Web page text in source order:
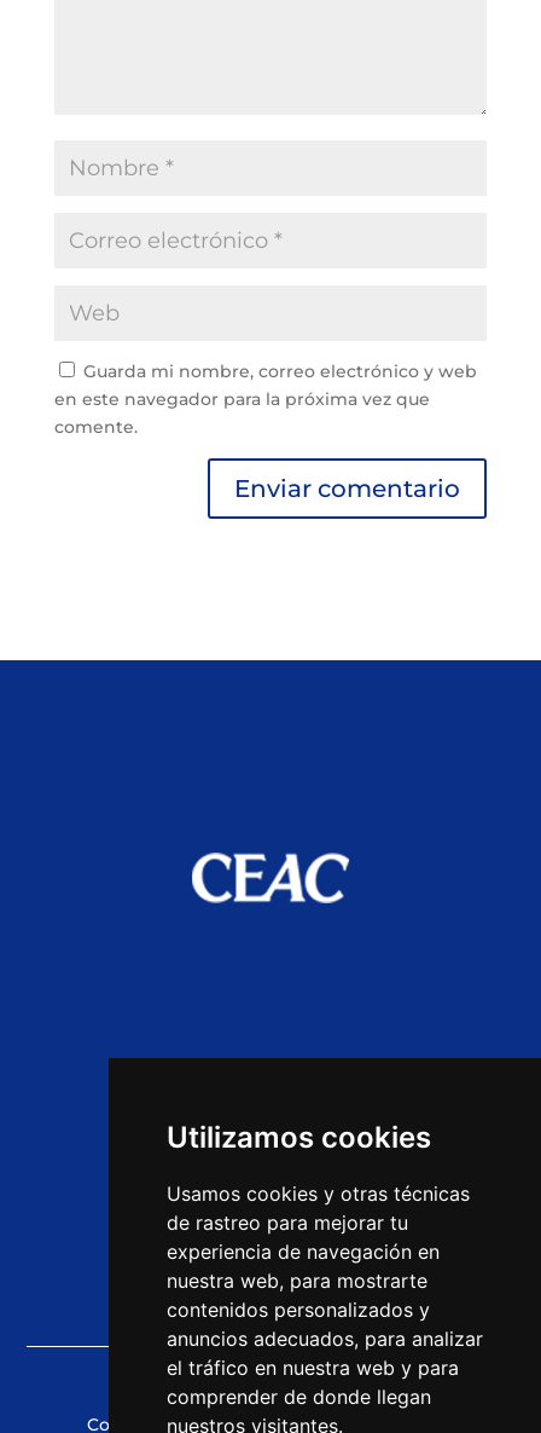
Utilizamos cookies
Usamos cookies y otras técnicas
de rastreo para mejorar tu
experiencia de navegación en
nuestra web, para mostrarte
contenidos personalizados y
anuncios adecuados, para analizar
el tráfico en nuestra web y para
comprender de donde llegan
nuestros visitantes.
Guarda mi nombre, correo electrónico y web
en este navegador para la próxima vez que
comente.
Ofertas de empleo
Cursos CEAC
Noticias
Copyright © 2021 CEAC Empleo